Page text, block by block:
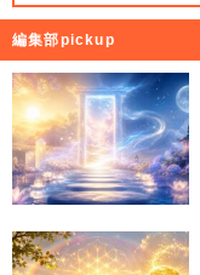
編集部pickup